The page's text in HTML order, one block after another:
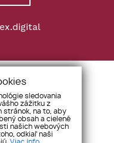
sledovania
zážitku z
stránok, na to, aby
obsah a cielené
našich webových
odkiaľ naši